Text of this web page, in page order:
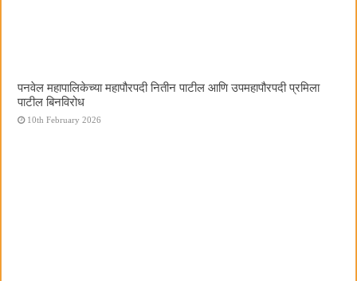
पनवेल महापालिकेच्या महापौरपदी नितीन पाटील आणि उपमहापौरपदी प्रमिला
पाटील बिनविरोध
10th February 2026